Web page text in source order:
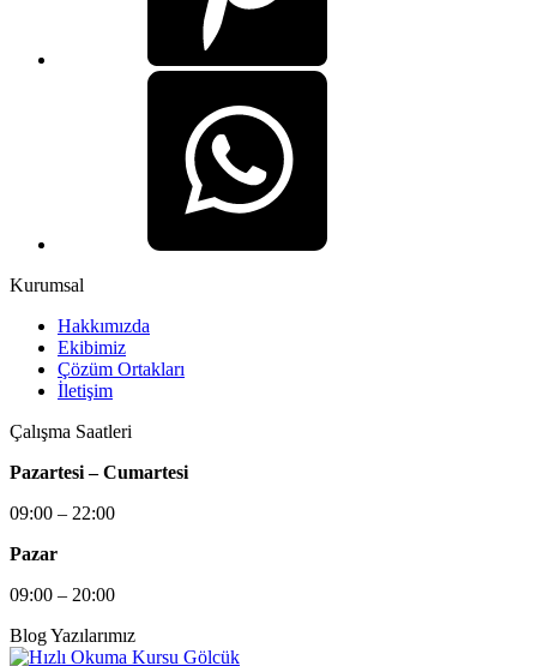
Kurumsal
Hakkımızda
Ekibimiz
Çözüm Ortakları
İletişim
Çalışma Saatleri
Pazartesi – Cumartesi
09:00 – 22:00
Pazar
09:00 – 20:00
Blog Yazılarımız